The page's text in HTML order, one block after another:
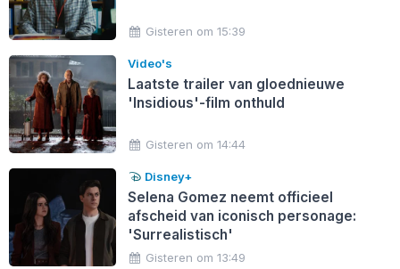
Gisteren om 15:39
Video's
Laatste trailer van gloednieuwe
'Insidious'-film onthuld
Gisteren om 14:44
Disney+
Selena Gomez neemt officieel
afscheid van iconisch personage:
'Surrealistisch'
Gisteren om 13:49